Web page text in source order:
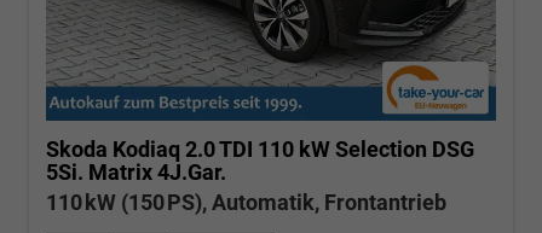
Skoda Kodiaq 2.0 TDI 110 kW Selection DSG
5Si. Matrix 4J.Gar.
110 kW (150 PS), Automatik, Frontantrieb